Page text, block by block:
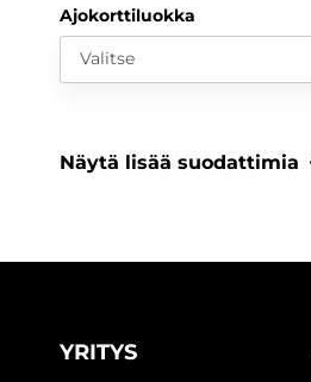
Ajokorttiluokka
Valitse
Näytä lisää suodattimia
YRITYS